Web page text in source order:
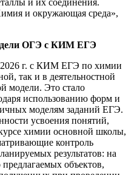
и их соединения.
и окружающая среда»,
ОГЭ с КИМ ЕГЭ
г. с КИМ ЕГЭ по химии
так и в деятельностной
модели. Это стало
использованию форм и
моделям заданий ЕГЭ.
усвоения понятий,
химии основной школы,
контроль
результатов: на
объектов,